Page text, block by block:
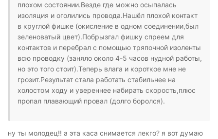
плохом состоянии.Везде где можно осыпалась
изоляция и оголились провода.Нашёл плохой контакт
в круглой фишке (окисление в одном соединении,был
зеленоватый цвет).Побрызгал фишку спреем для
контактов и перебрал с помощью тряпочной изоленты
всю проводку (заняло около 4-5 часов нудной работы,
но это того стоит).Теперь влага и короткое мне не
грозит.Результат стала работать стабильнее на
холостом ходу и увереннее набирать скорость,плюс
пропал плавающий провал (долго боролся).
ну ты молодец!! а эта каса снимается лекго? я вот думаю